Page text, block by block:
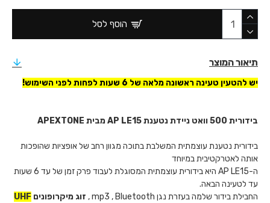
הוסף לסל
תיאור המוצר
יש להטעין טעינה ראשונה מלאה של 6 שעות לפחות לפני השימוש!
בידורית 500 וואט ניידת נטענת AP LE15 מבית APEXTONE
בידורית נטענת עוצמתית המשלבת בתוכה מגוון רחב של אופציות שהופכות
אותה לאטרקטיבית במיוחד
ה-AP LE15 היא בידורית עוצמתית המסוגלת לעבוד פרק זמן של עד 6 שעות
עד לטעינה הבאה.
החבילת בידור שלמה בעזרת נגן mp3 , Bluetooth ,
זוג מיקרופונים UHF